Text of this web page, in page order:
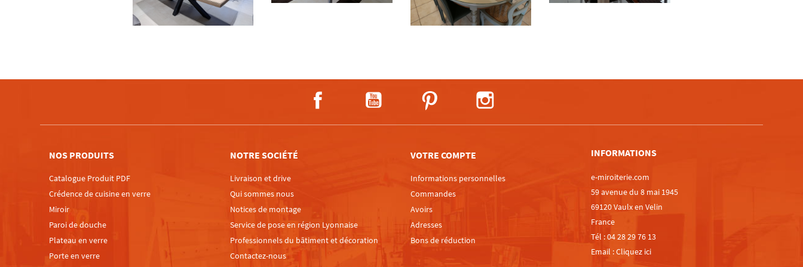
Facebook Pinterest
NOS PRODUITS
Catalogue Produit PDF
Crédence de cuisine en verre
Miroir
Paroi de douche
Plateau en verre
Porte en verre
NOTRE SOCIÉTÉ
Livraison et drive
Qui sommes nous
Notices de montage
Service de pose en région Lyonnaise
Professionnels du bâtiment et décoration
Contactez-nous
VOTRE COMPTE
Informations personnelles
Commandes
Avoirs
Adresses
Bons de réduction
INFORMATIONS
e-miroiterie.com
59 avenue du 8 mai 1945
69120 Vaulx en Velin
France
Tél :04 28 29 76 13
Email :Cliquez ici